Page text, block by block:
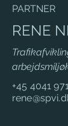
PARTNER
RENE
+45 4041